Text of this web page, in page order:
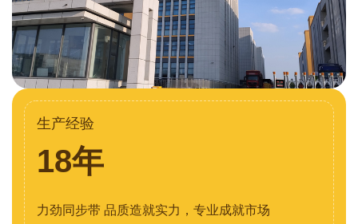
生产经验
18年
力劲同步带 品质造就实力，专业成就市场